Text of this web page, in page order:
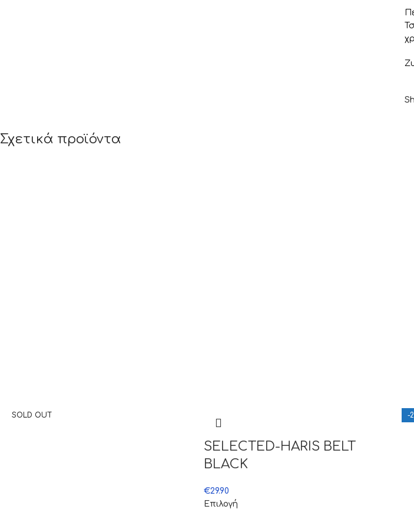
Σχετικά προϊόντα
SOLD OUT
SELECTED-HARIS BELT
BLACK
€29.90
Επιλογή
-